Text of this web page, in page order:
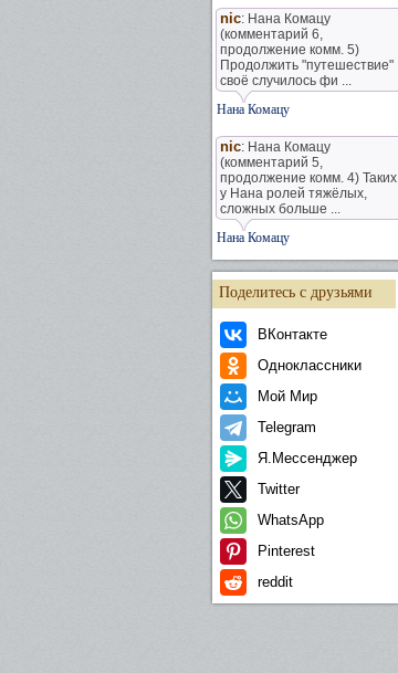
nic: Нана Комацу
(комментарий 6,
продолжение комм. 5)
Продолжить "путешествие"
своё случилось фи ...
Нана Комацу
nic: Нана Комацу
(комментарий 5,
продолжение комм. 4) Таких
у Нана ролей тяжёлых,
сложных больше ...
Нана Комацу
Поделитесь с друзьями
ВКонтакте
Одноклассники
Мой Мир
Telegram
Я.Мессенджер
Twitter
WhatsApp
Pinterest
reddit